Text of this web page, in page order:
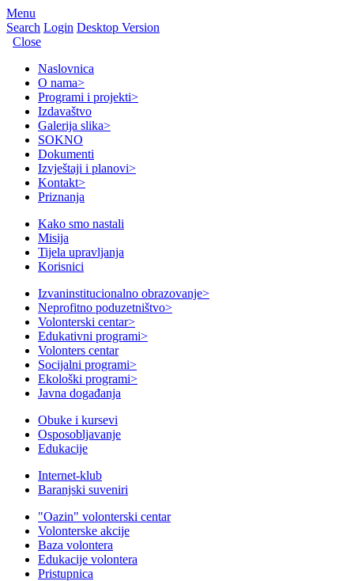
Menu
Search Login Desktop Version
Close
Naslovnica
O nama>
Programi i projekti>
Izdavaštvo
Galerija slika>
SOKNO
Dokumenti
Izvještaji i planovi>
Kontakt>
Priznanja
Kako smo nastali
Misija
Tijela upravljanja
Korisnici
Izvaninstitucionalno obrazovanje>
Neprofitno poduzetništvo>
Volonterski centar>
Edukativni programi>
Volonters centar
Socijalni programi>
Ekološki programi>
Javna događanja
Obuke i kursevi
Osposobljavanje
Edukacije
Internet-klub
Baranjski suveniri
"Oazin" volonterski centar
Volonterske akcije
Baza volontera
Edukacije volontera
Pristupnica